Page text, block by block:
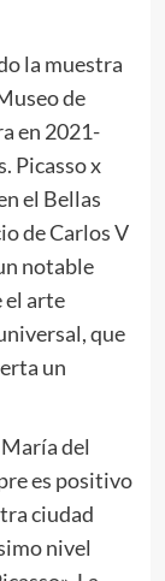
la muestra
de
en 2021-
Picasso x
el Bellas
de Carlos V
notable
el arte
que
un
del
es positivo
ciudad
nivel